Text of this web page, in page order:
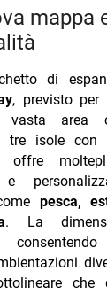
Il re dei
di
, previsto
vasta area
tre isole con
offre
e
pesca,
. La
che